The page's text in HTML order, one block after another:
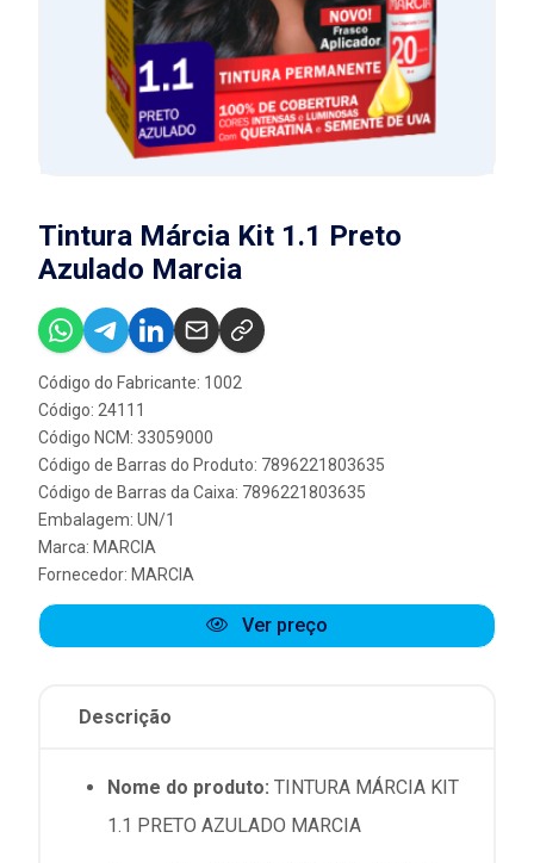
Tintura Márcia Kit 1.1 Preto
Azulado Marcia
Código do Fabricante: 1002
Código: 24111
Código NCM: 33059000
Código de Barras do Produto: 7896221803635
Código de Barras da Caixa: 7896221803635
Embalagem: UN/1
Marca: MARCIA
Fornecedor: MARCIA
Ver preço
Descrição
Nome do produto: TINTURA MÁRCIA KIT
1.1 PRETO AZULADO MARCIA